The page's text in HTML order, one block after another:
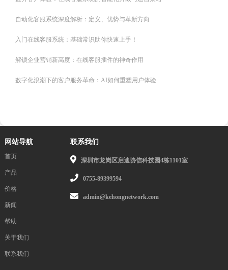
自动化客服系统深度解析：定义、优势与革新方向
‌入门在线客服系统：基础常识助你快速上手！
解锁企业营销新高度：在线客服插件的神奇作用
数字化浪潮下的客户服务革命：AI如何重塑用户体验
网站导航
首页
产品
价格
新闻
帮助
关于我们
联系我们
联系我们
深圳市龙岗区启迪协信科技园4栋1101室
0755-89399594
admin@kehongnetwork.com